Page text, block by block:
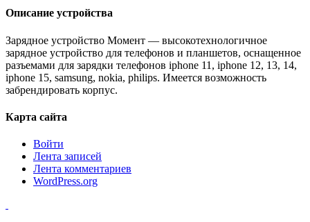
Описание устройства
Зарядное устройство Момент — высокотехнологичное
зарядное устройство для телефонов и планшетов, оснащенное
разъемами для зарядки телефонов iphone 11, iphone 12, 13, 14,
iphone 15, samsung, nokia, philips. Имеется возможность
забрендировать корпус.
Карта сайта
Войти
Лента записей
Лента комментариев
WordPress.org